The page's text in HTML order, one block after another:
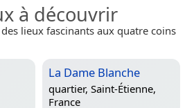
à découvrir
lieux fascinants aux quatre coins
La Dame Blanche
quartier, Saint-Étienne,
France